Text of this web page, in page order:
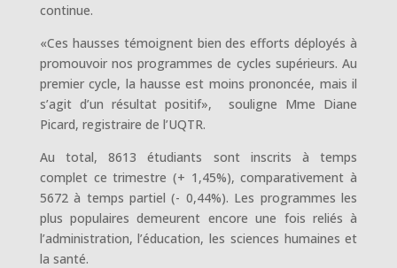
continue.
«Ces hausses témoignent bien des efforts déployés à
promouvoir nos programmes de cycles supérieurs. Au
premier cycle, la hausse est moins prononcée, mais il
s’agit d’un résultat positif», souligne Mme Diane
Picard, registraire de l’UQTR.
Au total, 8613 étudiants sont inscrits à temps
complet ce trimestre (+ 1,45%), comparativement à
5672 à temps partiel (- 0,44%). Les programmes les
plus populaires demeurent encore une fois reliés à
l’administration, l’éducation, les sciences humaines et
la santé.